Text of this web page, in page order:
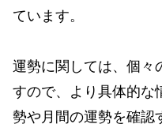
ています。
運勢に関しては、個々
すので、より具体的な
勢や月間の運勢を確認